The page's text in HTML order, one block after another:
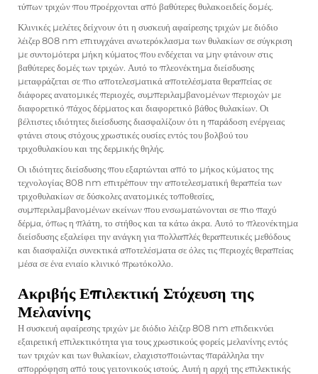
τύπων τριχών που προέρχονται από βαθύτερες θυλακοειδείς δομές.
Κλινικές μελέτες δείχνουν ότι η συσκευή αφαίρεσης τριχών με διόδιο
λέιζερ 808 nm επιτυγχάνει ανωτερόκλασμα των θυλακίων σε σύγκριση
με συντομότερα μήκη κύματος που ενδέχεται να μην φτάνουν στις
βαθύτερες δομές των τριχών. Αυτό το πλεονέκτημα διείσδυσης
μεταφράζεται σε πιο αποτελεσματικά αποτελέσματα θεραπείας σε
διάφορες ανατομικές περιοχές, συμπεριλαμβανομένων περιοχών με
διαφορετικό πάχος δέρματος και διαφορετικό βάθος θυλακίων. Οι
βέλτιστες ιδιότητες διείσδυσης διασφαλίζουν ότι η παράδοση ενέργειας
φτάνει στους στόχους χρωστικές ουσίες εντός του βολβού του
τριχοθυλακίου και της δερμικής θηλής.
Οι ιδιότητες διείσδυσης που εξαρτώνται από το μήκος κύματος της
τεχνολογίας 808 nm επιτρέπουν την αποτελεσματική θεραπεία των
τριχοθυλακίων σε δύσκολες ανατομικές τοποθεσίες,
συμπεριλαμβανομένων εκείνων που ενσωματώνονται σε πιο παχύ
δέρμα, όπως η πλάτη, το στήθος και τα κάτω άκρα. Αυτό το πλεονέκτημα
διείσδυσης εξαλείφει την ανάγκη για πολλαπλές θεραπευτικές μεθόδους
και διασφαλίζει συνεκτικά αποτελέσματα σε όλες τις περιοχές θεραπείας
μέσα σε ένα ενιαίο κλινικό πρωτόκολλο.
Ακριβής Επιλεκτική Στόχευση της
Μελανίνης
Η συσκευή αφαίρεσης τριχών με διόδιο λέιζερ 808 nm επιδεικνύει
εξαιρετική επιλεκτικότητα για τους χρωστικούς φορείς μελανίνης εντός
των τριχών και των θυλακίων, ελαχιστοποιώντας παράλληλα την
απορρόφηση από τους γειτονικούς ιστούς. Αυτή η αρχή της επιλεκτικής